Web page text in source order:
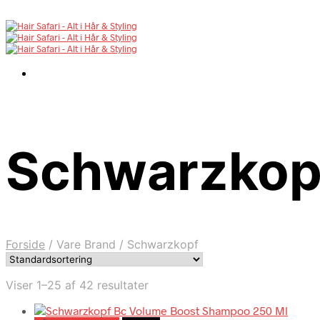
Forside / Vare Brand / Schwarzkopf
Viser 1–25 af 42 resultater